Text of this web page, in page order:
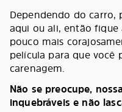
Dependendo do carro,
aqui ou ali, então
pouco mais
película para que você
carenagem.
Não se preocupe,
inquebráveis e não